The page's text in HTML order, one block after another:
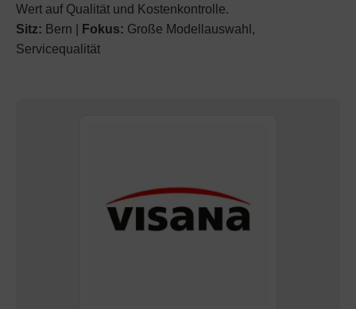
Wert auf Qualität und Kostenkontrolle.
Sitz: Bern | Fokus: Große Modellauswahl,
Servicequalität